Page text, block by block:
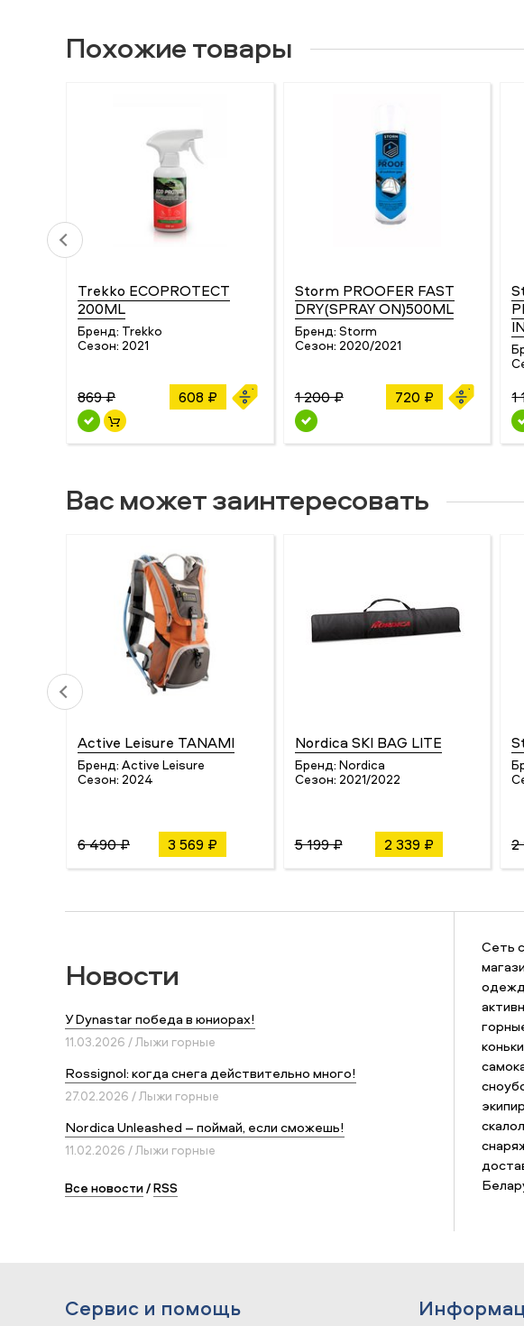
Похожие товары
Trekko ECOPROTECT
200ML
Бренд: Trekko
Сезон: 2021
869 ₽ 608 ₽
Storm PROOFER FAST
DRY(SPRAY ON)500ML
Бренд: Storm
Сезон: 2020/2021
1 200 ₽ 720 ₽ 1
Вас может заинтересовать
Active Leisure TANAMI
Бренд: Active Leisure
Сезон: 2024
6 490 ₽ 3 569 ₽
Nordica SKI BAG LITE
Бренд: Nordica
Сезон: 2021/2022
5 199 ₽ 2 339 ₽ 2
Новости
У Dynastar победа в юниорах!
11.03.2026 / Лыжи горные
Rossignol: когда снега действительно много!
27.02.2026 / Лыжи горные
Nordica Unleashed – поймай, если сможешь!
11.02.2026 / Лыжи горные
Все новости/RSS
Сеть
Сервис и помощь